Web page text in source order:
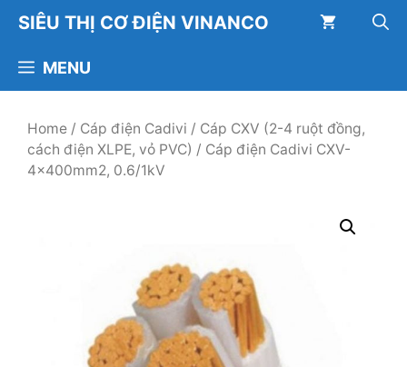
Chuyển
đến
dung
SIÊU THỊ CƠ ĐIỆN VINANCO
MENU
Home / Cáp điện Cadivi / Cáp CXV (2-4 ruột đồng,
cách điện XLPE, vỏ PVC) / Cáp điện Cadivi CXV-
4×400mm2, 0.6/1kV